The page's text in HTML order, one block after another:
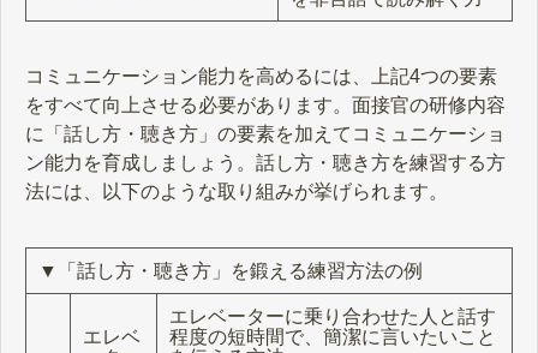
コミュニケーション能力を高めるには、上記4つの要素
をすべて向上させる必要があります。面接官の研修内容
に「話し方・聴き方」の要素を加えてコミュニケーショ
ン能力を育成しましょう。話し方・聴き方を練習する方
法には、以下のような取り組みが挙げられます。
▼「話し方・聴き方」を鍛える練習方法の例
エレベ
エレベーターに乗り合わせた人と話す
程度の短時間で、簡潔に言いたいこと